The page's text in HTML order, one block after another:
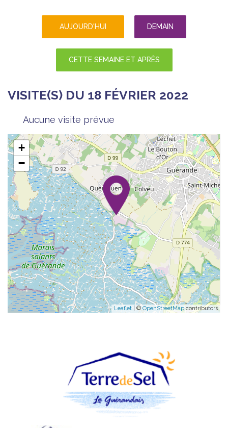
AUJOURD'HUI DEMAIN
CETTE SEMAINE ET APRÈS
VISITE(S) DU 18 FÉVRIER 2022
Aucune visite prévue
+
−
Leaflet | © OpenStreetMapcontributors